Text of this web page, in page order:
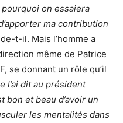
on essaiera
ma contribution
t-il. Mais l’homme a
même de Patrice
se donnant un rôle qu’il
l’ai dit au président
bon et beau d’avoir un
les mentalités dans